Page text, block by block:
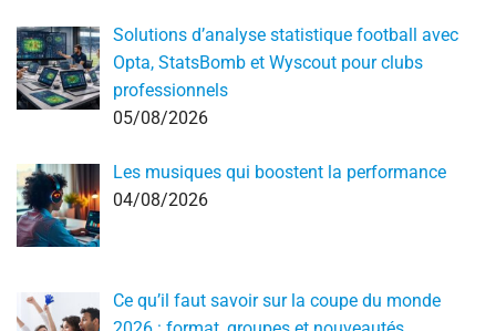
Solutions d’analyse statistique football avec
Opta, StatsBomb et Wyscout pour clubs
professionnels
05/08/2026
Les musiques qui boostent la performance
04/08/2026
Ce qu’il faut savoir sur la coupe du monde